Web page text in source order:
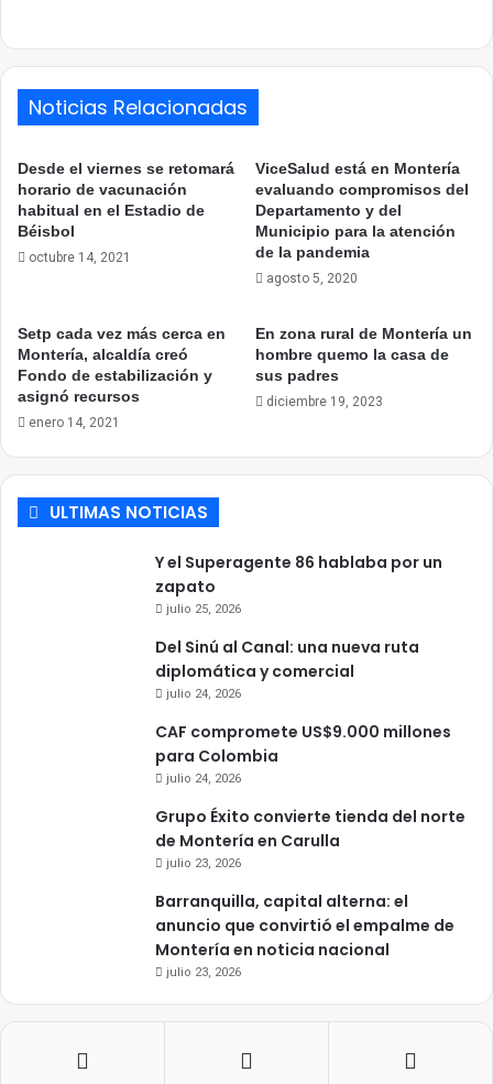
Noticias Relacionadas
Desde el viernes se retomará
horario de vacunación
habitual en el Estadio de
Béisbol
octubre 14, 2021
ViceSalud está en Montería
evaluando compromisos del
Departamento y del
Municipio para la atención
de la pandemia
agosto 5, 2020
Setp cada vez más cerca en
Montería, alcaldía creó
Fondo de estabilización y
asignó recursos
enero 14, 2021
En zona rural de Montería un
hombre quemo la casa de
sus padres
diciembre 19, 2023
ULTIMAS NOTICIAS
Y el Superagente 86 hablaba por un
zapato
julio 25, 2026
Del Sinú al Canal: una nueva ruta
diplomática y comercial
julio 24, 2026
CAF compromete US$9.000 millones
para Colombia
julio 24, 2026
Grupo Éxito convierte tienda del norte
de Montería en Carulla
julio 23, 2026
Barranquilla, capital alterna: el
anuncio que convirtió el empalme de
Montería en noticia nacional
julio 23, 2026